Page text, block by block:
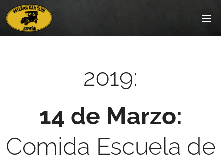
2019:
14 de Marzo:
Comida Escuela de